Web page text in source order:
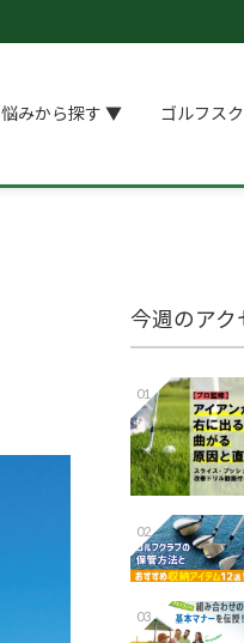
悩みから探す ▼ ゴルフス
今週のアク
01
02
03